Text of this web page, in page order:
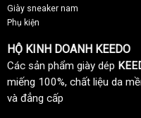
Giày sneaker nam
Phụ kiện
HỘ KINH DOANH KEEDO
Các sản phẩm giày dép
miếng 100%, chất liệu da
và đẳng cấp